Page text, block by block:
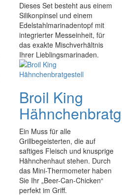
Dieses Set besteht aus einem
Silikonpinsel und einem
Edelstahlmarinadentopf mit
integrierter Messeinheit, für
das exakte Mischverhältnis
Ihrer Lieblingsmarinaden.
Broil King
Ein Muss für alle
Grillbegeisterten, die auf
saftiges Fleisch und knusprige
Hähnchenhaut stehen. Durch
das Mini-Thermometer haben
Sie Ihr „Beer-Can-Chicken“
perfekt im Griff.